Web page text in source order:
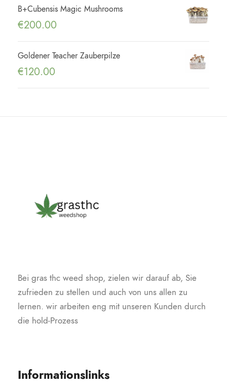
B+Cubensis Magic Mushrooms
€200.00
Goldener Teacher Zauberpilze
€120.00
Bei gras thc weed shop, zielen wir darauf ab, Sie
zufrieden zu stellen und auch von uns allen zu
lernen. wir arbeiten eng mit unseren Kunden durch
die hold-Prozess
Informationslinks